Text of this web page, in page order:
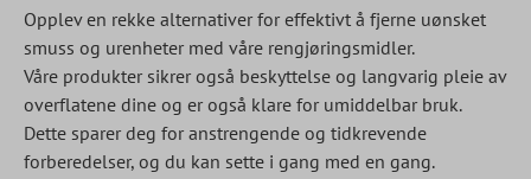
Opplev en rekke alternativer for effektivt å fjerne uønsket
smuss og urenheter med våre rengjøringsmidler.
Våre produkter sikrer også beskyttelse og langvarig pleie av
overflatene dine og er også klare for umiddelbar bruk.
Dette sparer deg for anstrengende og tidkrevende
forberedelser, og du kan sette i gang med en gang.